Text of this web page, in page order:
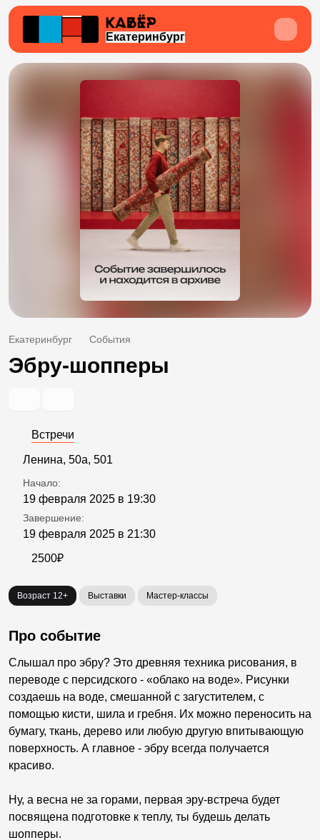
Екатеринбург
Екатеринбург События
Эбру-шопперы
Встречи
Ленина, 50а, 501
Начало:
19 февраля 2025 в 19:30
Завершение:
19 февраля 2025 в 21:30
2500₽
Возраст 12+ Выставки Мастер-классы
Про событие
Слышал про эбру? Это древняя техника рисования, в
переводе с персидского - «облако на воде». Рисунки
создаешь на воде, смешанной с загустителем, с
помощью кисти, шила и гребня. Их можно переносить на
бумагу, ткань, дерево или любую другую впитывающую
поверхность. А главное - эбру всегда получается
красиво.
Ну, а весна не за горами, первая эру-встреча будет
посвящена подготовке к теплу, ты будешь делать
шопперы.